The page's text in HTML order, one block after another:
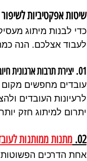
שיטות אפקטיביות
כדי לבנות מיתוג
לעבוד אצלכם. הנה
01. יצירת תרבות ארגונית חיובית
עובדים מחפשים מקום
לרעיונות העובדים
יתרום למיתוג חזק
02. מתנות ממותגות
אחת הדרכים הפשוטות